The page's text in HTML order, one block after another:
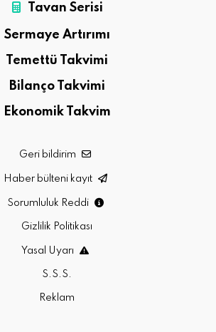
Tavan Serisi
Sermaye Artırımı
Temettü Takvimi
Bilanço Takvimi
Ekonomik Takvim
Geri bildirim
Haber bülteni kayıt
Sorumluluk Reddi
Gizlilik Politikası
Yasal Uyarı
S.S.S.
Reklam